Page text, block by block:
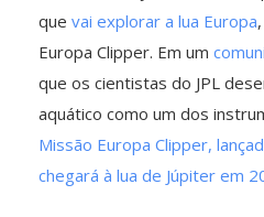
que vai explorar a lua Europa
Europa Clipper. Em um
que os cientistas do JPL
aquático como um dos
Missão Europa Clipper,
chegará à lua de Júpiter em